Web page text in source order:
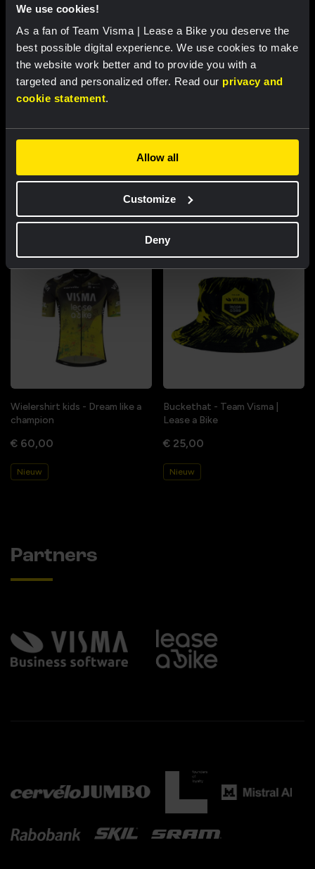
We use cookies!
As a fan of Team Visma | Lease a Bike you deserve the
best possible digital experience. We use cookies to make
the website work better and to provide you with a
targeted and personalized offer. Read our privacy and
cookie statement.
Allow all
Customize
Deny
Wielershirt vrouwen - Dream
Nieuw
Wielershirt mannen - Dream like
€ 85,00
Nieuw
Wielershirt kids - Dream like a
champion
€ 60,00
Nieuw
Buckethat - Team Visma |
Lease a Bike
€ 25,00
Nieuw
Partners